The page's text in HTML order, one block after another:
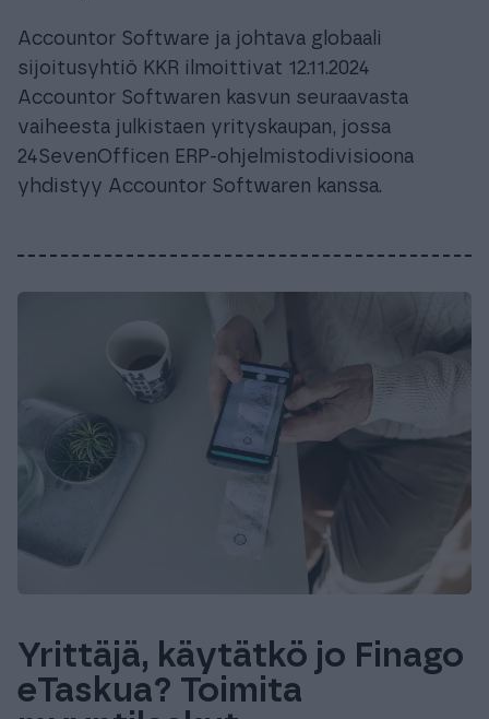
Accountor Software ja johtava globaali
sijoitusyhtiö KKR ilmoittivat 12.11.2024
Accountor Softwaren kasvun seuraavasta
vaiheesta julkistaen yrityskaupan, jossa
24SevenOfficen ERP-ohjelmistodivisioona
yhdistyy Accountor Softwaren kanssa.
Yrittäjä, käytätkö jo Finago
eTaskua? Toimita